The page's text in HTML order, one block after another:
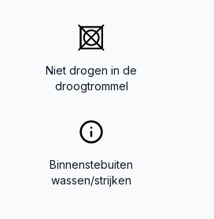
Niet drogen in de
droogtrommel
Binnenstebuiten
wassen/strijken